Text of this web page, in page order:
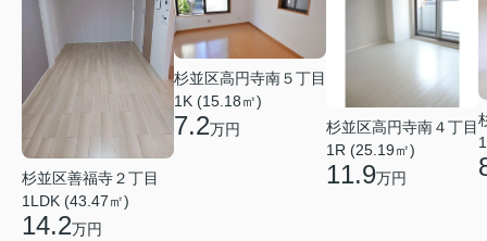
杉並区善福寺２丁目
1LDK (43.47㎡)
14.2万円
杉並区高円寺南５丁目
1K (15.18㎡)
7.2万円
杉並区高円寺南４丁目
1R (25.19㎡)
11.9万円